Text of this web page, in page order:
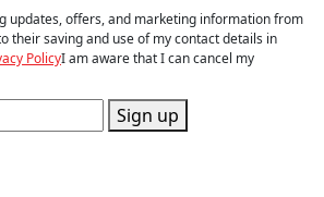
updates, offers, and marketing information from
their saving and use of my contact details in
PolicyI am aware that I can cancel my
Sign up